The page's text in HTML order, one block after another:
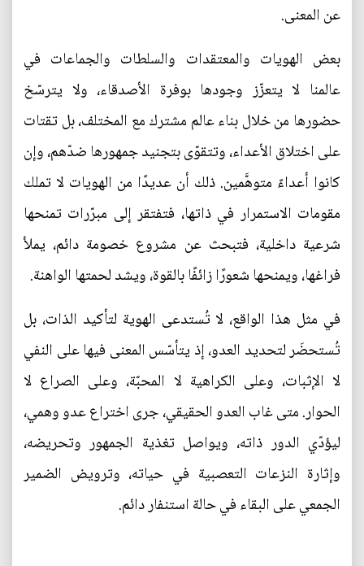
عن المعنى.
بعض الهويات والمعتقدات والسلطات والجماعات في
عالمنا لا يتعزّز وجودها بوفرة الأصدقاء، ولا يترسّخ
حضورها من خلال بناء عالم مشترك مع المختلف، بل تقتات
على اختلاق الأعداء، وتتقوّى بتجنيد جمهورها ضدّهم، وإن
كانوا أعداءً متوهَّمين. ذلك أن عديدًا من الهويات لا تملك
مقومات الاستمرار في ذاتها، فتفتقر إلى مبرّرات تمنحها
شرعية داخلية، فتبحث عن مشروع خصومة دائم، يملأ
فراغها، ويمنحها شعورًا زائفًا بالقوة، ويشد لحمتها الواهنة.
في مثل هذا الواقع، لا تُستدعى الهوية لتأكيد الذات، بل
تُستحضَر لتحديد العدو، إذ يتأسّس المعنى فيها على النفي
لا الإثبات، وعلى الكراهية لا المحبّة، وعلى الصراع لا
الحوار. متى غاب العدو الحقيقي، جرى اختراع عدو وهمي،
ليؤدّي الدور ذاته، ويواصل تغذية الجمهور وتحريضه،
وإثارة النزعات التعصبية في حياته، وترويض الضمير
الجمعي على البقاء في حالة استنفار دائم.